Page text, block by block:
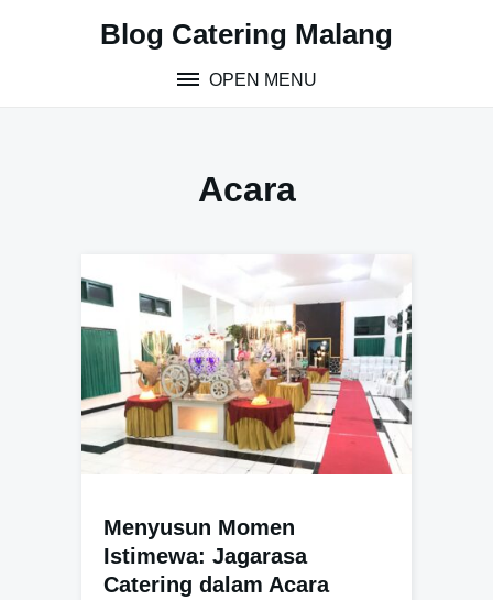
Blog Catering Malang
OPEN MENU
Acara
Menyusun Momen
Istimewa: Jagarasa
Catering dalam Acara